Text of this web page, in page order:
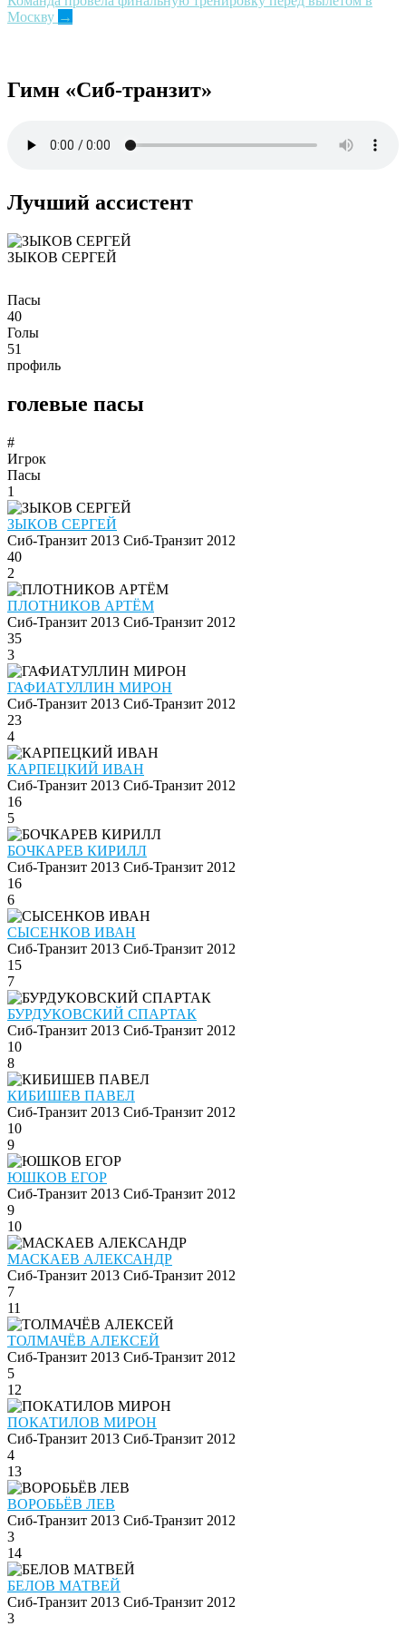
navigation
Москву →
Гимн «Сиб-транзит»
Лучший ассистент
ЗЫКОВ СЕРГЕЙ
Пасы
40
Голы
51
профиль
голевые пасы
#
Игрок
Пасы
1
ЗЫКОВ СЕРГЕЙ
Сиб-Транзит 2013 Сиб-Транзит 2012
40
2
ПЛОТНИКОВ АРТЁМ
Сиб-Транзит 2013 Сиб-Транзит 2012
35
3
ГАФИАТУЛЛИН МИРОН
Сиб-Транзит 2013 Сиб-Транзит 2012
23
4
КАРПЕЦКИЙ ИВАН
Сиб-Транзит 2013 Сиб-Транзит 2012
16
5
БОЧКАРЕВ КИРИЛЛ
Сиб-Транзит 2013 Сиб-Транзит 2012
16
6
СЫСЕНКОВ ИВАН
Сиб-Транзит 2013 Сиб-Транзит 2012
15
7
БУРДУКОВСКИЙ СПАРТАК
Сиб-Транзит 2013 Сиб-Транзит 2012
10
8
КИБИШЕВ ПАВЕЛ
Сиб-Транзит 2013 Сиб-Транзит 2012
10
9
ЮШКОВ ЕГОР
Сиб-Транзит 2013 Сиб-Транзит 2012
9
10
МАСКАЕВ АЛЕКСАНДР
Сиб-Транзит 2013 Сиб-Транзит 2012
7
11
ТОЛМАЧЁВ АЛЕКСЕЙ
Сиб-Транзит 2013 Сиб-Транзит 2012
5
12
ПОКАТИЛОВ МИРОН
Сиб-Транзит 2013 Сиб-Транзит 2012
4
13
ВОРОБЬЁВ ЛЕВ
Сиб-Транзит 2013 Сиб-Транзит 2012
3
14
БЕЛОВ МАТВЕЙ
Сиб-Транзит 2013 Сиб-Транзит 2012
3